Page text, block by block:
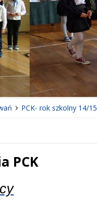
PCK- rok szkolny 14/15
PCK